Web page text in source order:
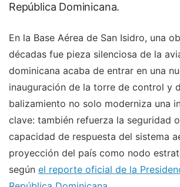
República Dominicana.
En la Base Aérea de San Isidro, una
décadas fue pieza silenciosa de la
dominicana acaba de entrar en una
inauguración de la torre de control y
balizamiento no solo moderniza una
clave: también refuerza la seguridad
capacidad de respuesta del sistema
proyección del país como nodo
según el reporte oficial de la